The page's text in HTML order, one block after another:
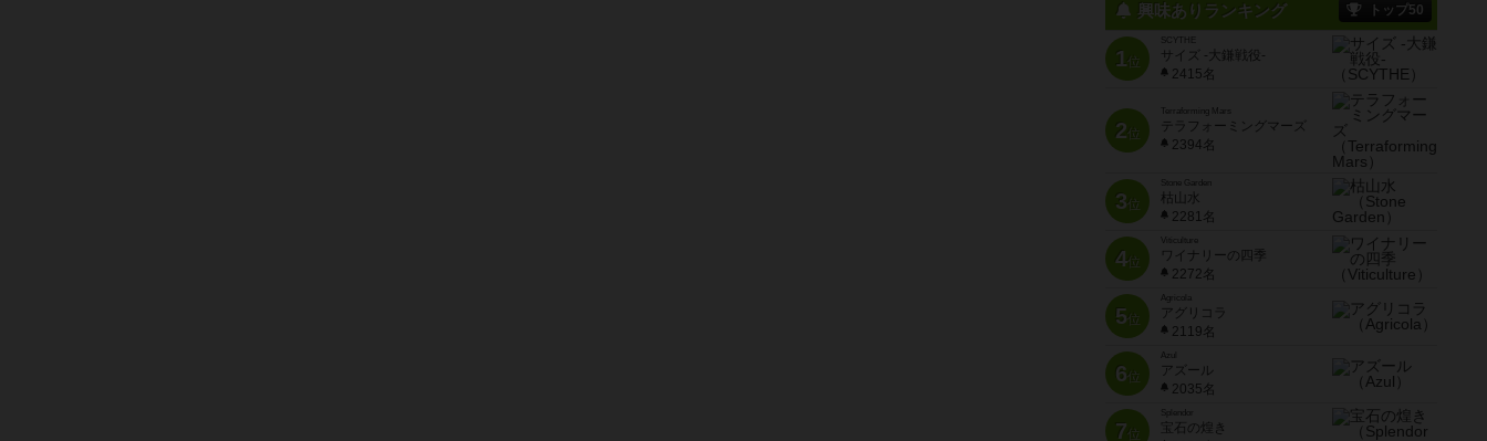
興味ありランキング トップ50
1位
SCYTHE
サイズ -大鎌戦役-
2415名
2位
Terraforming Mars
テラフォーミングマーズ
2394名
3位
Stone Garden
枯山水
2281名
4位
Viticulture
ワイナリーの四季
2272名
5位
Agricola
アグリコラ
2119名
6位
Azul
アズール
2035名
7位
宝石の煌き